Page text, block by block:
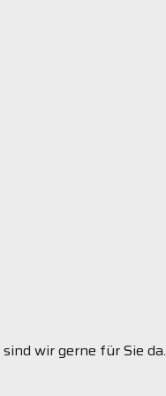
sind wir gerne für Sie da.